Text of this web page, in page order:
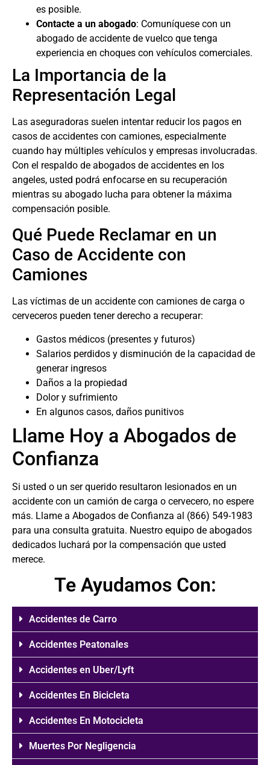
es posible.
Contacte a un abogado: Comuníquese con un
abogado de accidente de vuelco que tenga
experiencia en choques con vehículos comerciales.
La Importancia de la
Representación Legal
Las aseguradoras suelen intentar reducir los pagos en
casos de accidentes con camiones, especialmente
cuando hay múltiples vehículos y empresas involucradas.
Con el respaldo de abogados de accidentes en los
angeles, usted podrá enfocarse en su recuperación
mientras su abogado lucha para obtener la máxima
compensación posible.
Qué Puede Reclamar en un
Caso de Accidente con
Camiones
Las víctimas de un accidente con camiones de carga o
cerveceros pueden tener derecho a recuperar:
Gastos médicos (presentes y futuros)
Salarios perdidos y disminución de la capacidad de
generar ingresos
Daños a la propiedad
Dolor y sufrimiento
En algunos casos, daños punitivos
Llame Hoy a Abogados de
Confianza
Si usted o un ser querido resultaron lesionados en un
accidente con un camión de carga o cervecero, no espere
más. Llame a Abogados de Confianza al (866) 549-1983
para una consulta gratuita. Nuestro equipo de abogados
dedicados luchará por la compensación que usted
merece.
Te Ayudamos Con:
Accidentes de Carro
Accidentes Peatonales
Accidentes en Uber/Lyft
Accidentes En Bicicleta
Accidentes En Motocicleta
Muertes Por Negligencia